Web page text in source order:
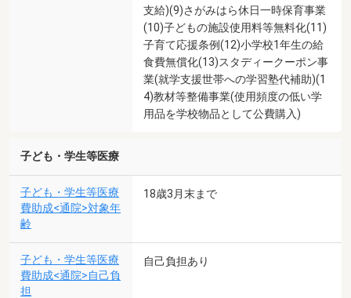
支給)(9)さがみはら休日一時保育事業
(10)子どもの施設使用料等無料化(11)
子育て応援条例(12)小学校1年生の給
食費無償化(13)スタディークーポン事
業(就学支援世帯への学習塾代補助)(1
4)教材等整備事業(使用頻度の低い学
用品を学校物品として公費購入)
子ども・学生等医療
子ども・学生等医療
費助成<通院>対象年
齢
18歳3月末まで
子ども・学生等医療
費助成<通院>自己負
担
自己負担あり